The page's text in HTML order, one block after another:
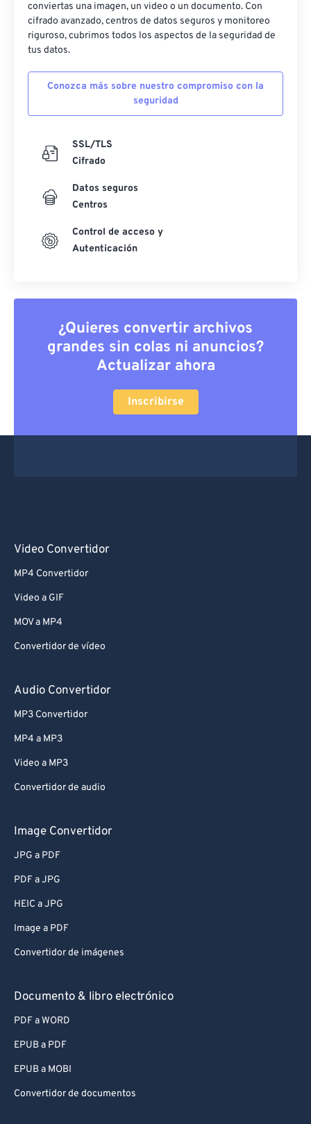
conviertas una imagen, un video o un documento. Con
cifrado avanzado, centros de datos seguros y monitoreo
riguroso, cubrimos todos los aspectos de la seguridad de
tus datos.
Conozca más sobre nuestro compromiso con la
seguridad
SSL/TLS
Cifrado
Datos seguros
Centros
Control de acceso y
Autenticación
¿Quieres convertir archivos
grandes sin colas ni anuncios?
Actualizar ahora
Inscribirse
Video Convertidor
MP4 Convertidor
Video a GIF
MOV a MP4
Convertidor de vídeo
Audio Convertidor
MP3 Convertidor
MP4 a MP3
Video a MP3
Convertidor de audio
Image Convertidor
JPG a PDF
PDF a JPG
HEIC a JPG
Image a PDF
Convertidor de imágenes
Documento & libro electrónico
PDF a WORD
EPUB a PDF
EPUB a MOBI
Convertidor de documentos